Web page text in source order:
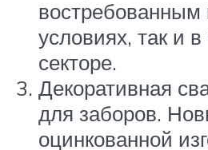
востребованным
условиях, так и
секторе.
Декоративная
для заборов.
оцинкованной